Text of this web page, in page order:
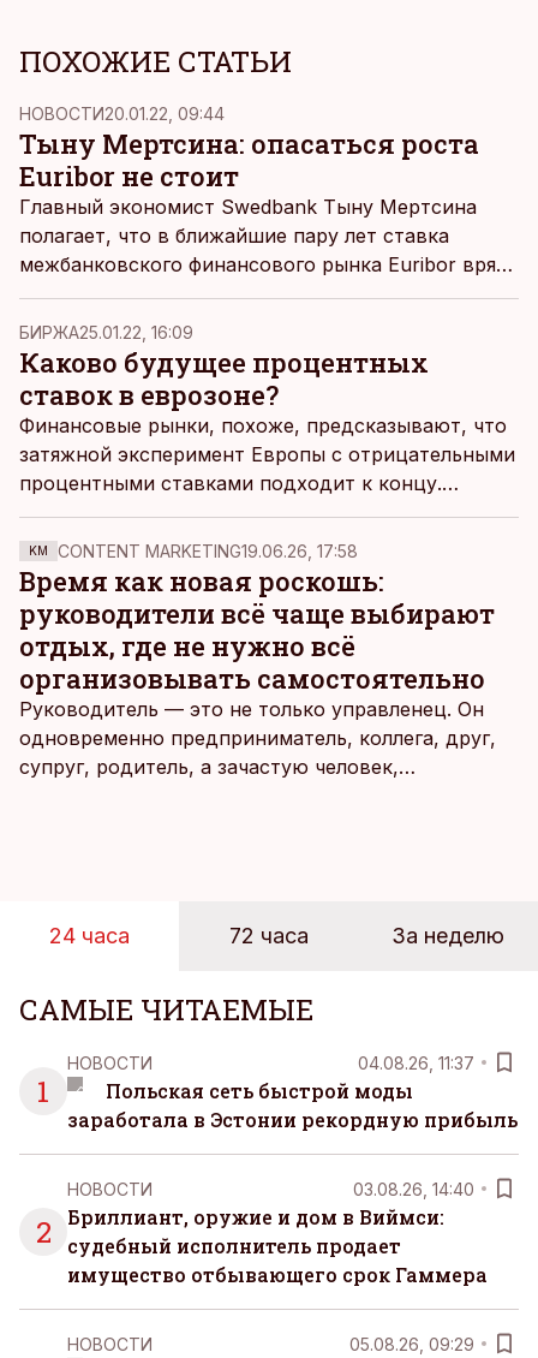
ПОХОЖИЕ СТАТЬИ
НОВОСТИ20.01.22, 09:44
Тыну Мертсина: опасаться роста
Euribor не стоит
Главный экономист Swedbank Тыну Мертсина
полагает, что в ближайшие пару лет ставка
межбанковского финансового рынка Euribor вряд
ли достигнет нулевых значений, передает
rus.err.ee.
БИРЖА25.01.22, 16:09
Каково будущее процентных
ставок в еврозоне?
Финансовые рынки, похоже, предсказывают, что
затяжной эксперимент Европы с отрицательными
процентными ставками подходит к концу.
Действительно ли это так, и как это повлияет на
экономику, рассказывает экономический
аналитик SEB Михкель Нестор.
KM CONTENT MARKETING19.06.26, 17:58
Время как новая роскошь:
руководители всё чаще выбирают
отдых, где не нужно всё
организовывать самостоятельно
Руководитель — это не только управленец. Он
одновременно предприниматель, коллега, друг,
супруг, родитель, а зачастую человек,
человека. Поэтому от отдыха все чаще ждут не
чаще люди ищут возможность просто быть здесь
и сейчас — без необходимости все
организовывать, планировать и за все отвечать
самостоятельно.
24 часа 72 часа За неделю
САМЫЕ ЧИТАЕМЫЕ
1
НОВОСТИ 04.08.26, 11:37
Польская сеть быстрой моды
заработала в Эстонии рекордную прибыль
2
НОВОСТИ 03.08.26, 14:40
Бриллиант, оружие и дом в Виймси:
судебный исполнитель продает
имущество отбывающего срок Гаммера
НОВОСТИ 05.08.26, 09:29